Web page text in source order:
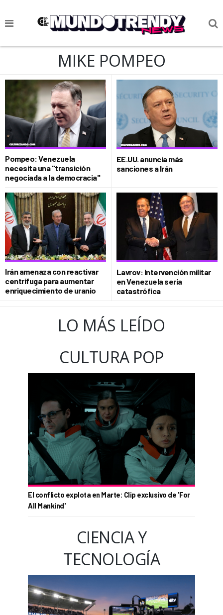
NOTICIAS
CIENCIA Y TECNOLOGÍA
VIDA
SOCIEDAD
CULTURIZANDO.COM
MIKE POMPEO
Pompeo: Venezuela
necesita una "transición
negociada a la democracia"
EE.UU. anuncia más
sanciones a Irán
Irán amenaza con reactivar
centrífuga para aumentar
enriquecimiento de uranio
Lavrov: Intervención militar
en Venezuela sería
catastrófica
LO MÁS LEÍDO
CULTURA POP
El conflicto explota en Marte: Clip exclusivo de 'For
All Mankind'
CIENCIA Y
TECNOLOGÍA